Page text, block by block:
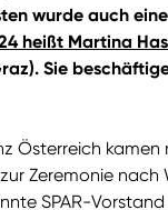
wurde auch
heißt Martina
Sie
Österreich kamen
Zeremonie nach
SPAR-